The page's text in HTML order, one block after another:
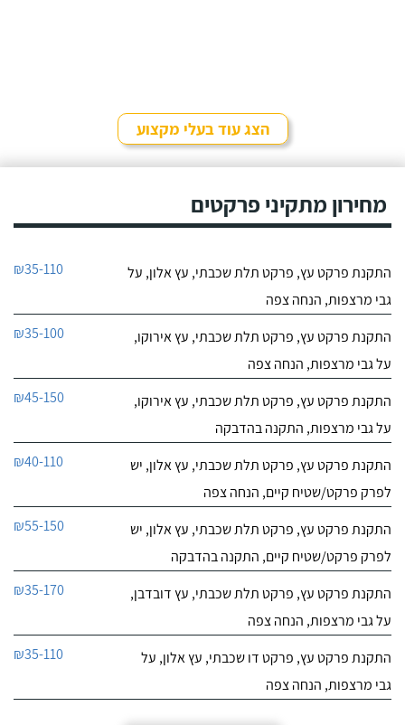
הצג עוד בעלי מקצוע
מחירון מתקיני פרקטים
התקנת פרקט עץ, פרקט תלת שכבתי, עץ אלון, על
גבי מרצפות, הנחה צפה
₪35-110
התקנת פרקט עץ, פרקט תלת שכבתי, עץ אירוקו,
על גבי מרצפות, הנחה צפה
₪35-100
התקנת פרקט עץ, פרקט תלת שכבתי, עץ אירוקו,
על גבי מרצפות, התקנה בהדבקה
₪45-150
התקנת פרקט עץ, פרקט תלת שכבתי, עץ אלון, יש
לפרק פרקט/שטיח קיים, הנחה צפה
₪40-110
התקנת פרקט עץ, פרקט תלת שכבתי, עץ אלון, יש
לפרק פרקט/שטיח קיים, התקנה בהדבקה
₪55-150
התקנת פרקט עץ, פרקט תלת שכבתי, עץ דובדבן,
על גבי מרצפות, הנחה צפה
₪35-170
התקנת פרקט עץ, פרקט דו שכבתי, עץ אלון, על
גבי מרצפות, הנחה צפה
₪35-110